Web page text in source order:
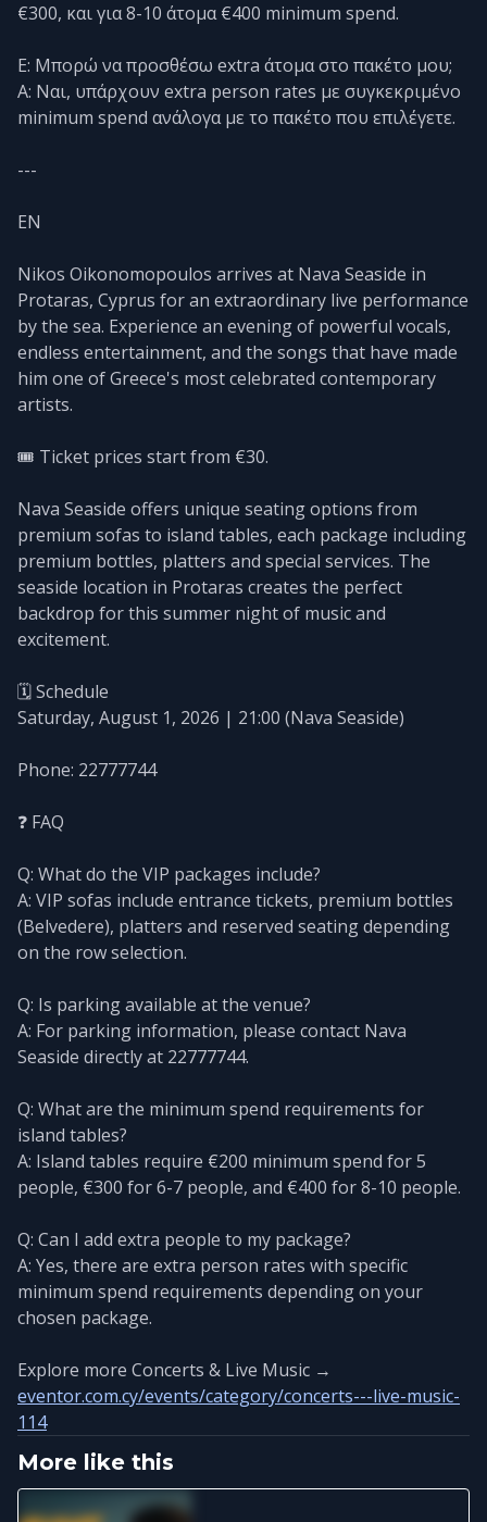
€300, και για 8-10 άτομα €400 minimum spend.
Ε: Μπορώ να προσθέσω extra άτομα στο πακέτο μου;
Α: Ναι, υπάρχουν extra person rates με συγκεκριμένο
minimum spend ανάλογα με το πακέτο που επιλέγετε.
---
EN
Nikos Oikonomopoulos arrives at Nava Seaside in
Protaras, Cyprus for an extraordinary live performance
by the sea. Experience an evening of powerful vocals,
endless entertainment, and the songs that have made
him one of Greece's most celebrated contemporary
artists.
🎟️ Ticket prices start from €30.
Nava Seaside offers unique seating options from
premium sofas to island tables, each package including
premium bottles, platters and special services. The
seaside location in Protaras creates the perfect
backdrop for this summer night of music and
excitement.
🗓️ Schedule
Saturday, August 1, 2026 | 21:00 (Nava Seaside)
Phone: 22777744
❓ FAQ
Q: What do the VIP packages include?
A: VIP sofas include entrance tickets, premium bottles
(Belvedere), platters and reserved seating depending
on the row selection.
Q: Is parking available at the venue?
A: For parking information, please contact Nava
Seaside directly at 22777744.
Q: What are the minimum spend requirements for
island tables?
A: Island tables require €200 minimum spend for 5
people, €300 for 6-7 people, and €400 for 8-10 people.
Q: Can I add extra people to my package?
A: Yes, there are extra person rates with specific
minimum spend requirements depending on your
chosen package.
Explore more Concerts & Live Music →
eventor.com.cy/events/category/concerts---live-music-
114
More like this